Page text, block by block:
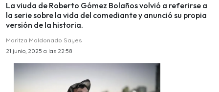
La viuda de Roberto Gómez Bolaños volvió a referirse a
la serie sobre la vida del comediante y anunció su propia
versión de la historia.
Maritza Maldonado Sayes
21 junio, 2025 a las 22:58